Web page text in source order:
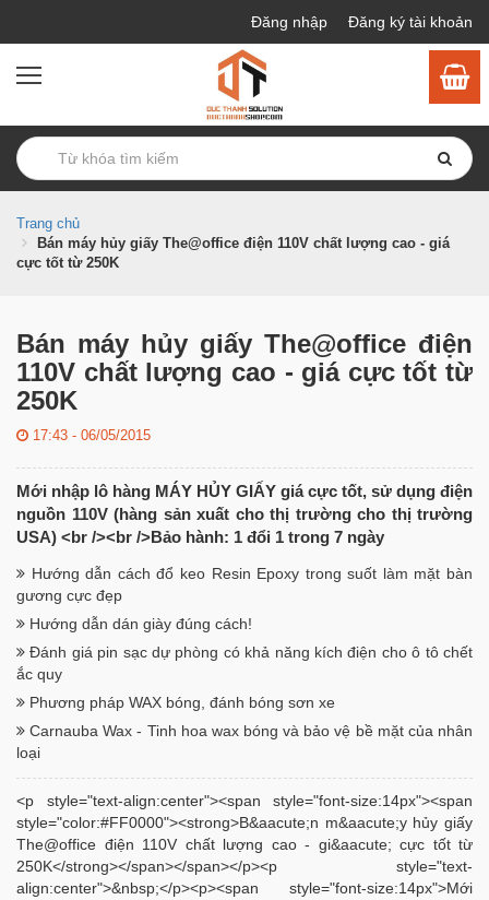
Đăng nhập Đăng ký tài khoản
Trang chủ
Bán máy hủy giấy The@office điện 110V chất lượng cao - giá
cực tốt từ 250K
Bán máy hủy giấy The@office điện
110V chất lượng cao - giá cực tốt từ
250K
17:43 - 06/05/2015
Mới nhập lô hàng MÁY HỦY GIẤY giá cực tốt, sử dụng điện
nguồn 110V (hàng sản xuất cho thị trường cho thị trường
USA) <br /><br />Bảo hành: 1 đổi 1 trong 7 ngày
Hướng dẫn cách đổ keo Resin Epoxy trong suốt làm mặt bàn
gương cực đẹp
Hướng dẫn dán giày đúng cách!
Đánh giá pin sạc dự phòng có khả năng kích điện cho ô tô chết
ắc quy
Phương pháp WAX bóng, đánh bóng sơn xe
Carnauba Wax - Tinh hoa wax bóng và bảo vệ bề mặt của nhân
loại
<p style="text-align:center"><span style="font-size:14px"><span
style="color:#FF0000"><strong>B&aacute;n m&aacute;y hủy giấy
The@office điện 110V chất lượng cao - gi&aacute; cực tốt từ
250K</strong></span></span></p><p style="text-
align:center">&nbsp;</p><p><span style="font-size:14px">Mới